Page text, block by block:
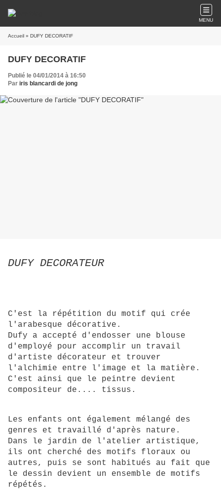
MENU
Accueil » DUFY DECORATIF
DUFY DECORATIF
Publié le 04/01/2014 à 16:50
Par iris blancardi de jong
DUFY DECORATEUR
C'est la répétition du motif qui crée
l'arabesque décorative.
Dufy a accepté d'endosser une blouse
d'employé pour accomplir un travail
d'artiste décorateur et trouver
l'alchimie entre l'image et la matière.
C'est ainsi que le peintre devient
compositeur de.... tissus.
Les enfants ont également mélangé des
genres et travaillé d'après nature.
Dans le jardin de l'atelier artistique,
ils ont cherché des motifs floraux ou
autres, puis se sont habitués au fait que
le dessin devient un ensemble de motifs
répétés.